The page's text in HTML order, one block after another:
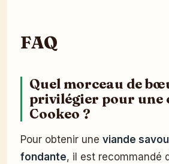
FAQ
Quel morceau de
privilégier pour une
Cookeo ?
Pour obtenir une viande
fondante, il est recommandé